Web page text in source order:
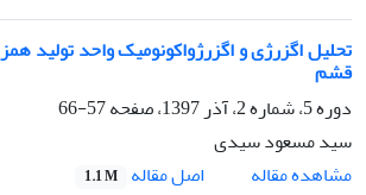
تحلیل اگزرژی و اگزرژواکونومیک واحد تولید
قشم
دوره 5، شماره 2، آذر 1397، صفحه
57-66
سید مسعود سیدی
مشاهده مقاله
اصل مقاله 1.1 M